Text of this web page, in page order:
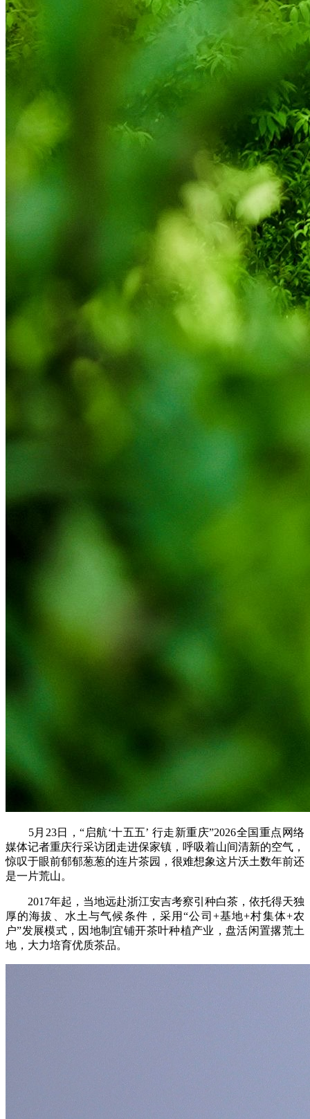
5月23日，“启航‘十五五’ 行走新重庆”2026全国重点网络
媒体记者重庆行采访团走进保家镇，呼吸着山间清新的空气，
惊叹于眼前郁郁葱葱的连片茶园，很难想象这片沃土数年前还
是一片荒山。
2017年起，当地远赴浙江安吉考察引种白茶，依托得天独
厚的海拔、水土与气候条件，采用“公司+基地+村集体+农
户”发展模式，因地制宜铺开茶叶种植产业，盘活闲置撂荒土
地，大力培育优质茶品。